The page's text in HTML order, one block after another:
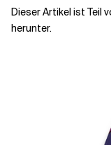
Dieser Artikel ist Teil
herunter.